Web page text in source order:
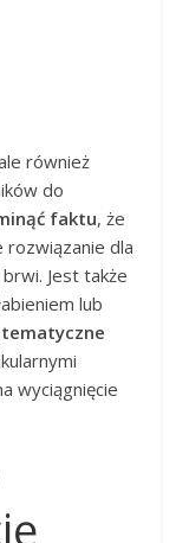
również
do
faktu, że
rozwiązanie dla
Jest także
lub
wyciągnięcie